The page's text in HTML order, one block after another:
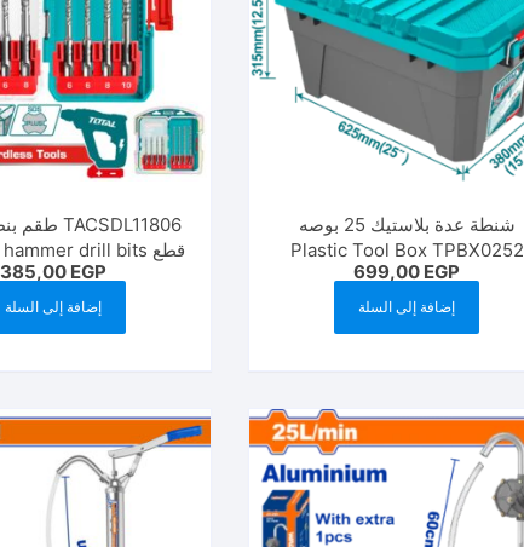
شنطة عدة بلاستيك 25 بوصه
Plastic Tool Box TPBX0252
699,00 EGP
إضافة إلى السلة
قطع SDS plus hammer drill bits
385,00 EGP
إضافة إلى السلة